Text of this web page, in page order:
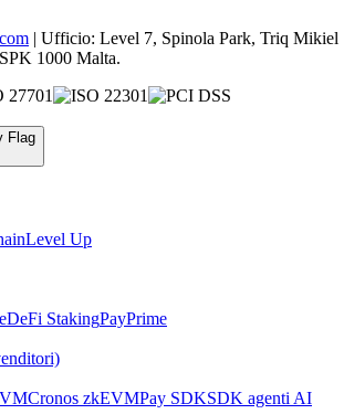
| Ufficio: Level 7, Spinola Park, Triq Mikiel
1000 Malta.
Level Up
DeFi StakingPayPrime
Cronos zkEVMPay SDKSDK agenti AI